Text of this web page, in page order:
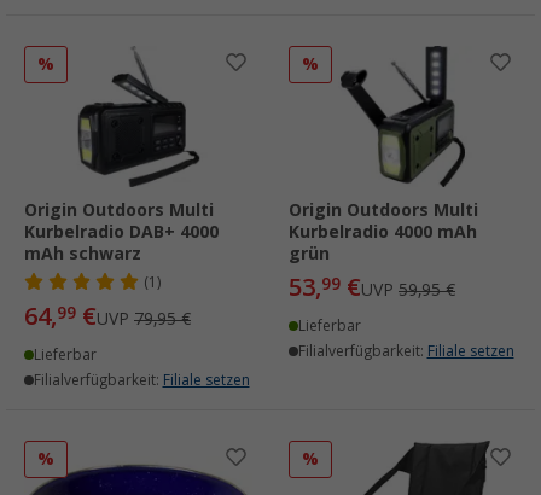
%
Origin Outdoors Multi
Kurbelradio DAB+ 4000
mAh schwarz
(1)
64,99 €UVP 79,95 €
Lieferbar
Filialverfügbarkeit: Filiale setzen
%
Origin Outdoors Multi
Kurbelradio 4000 mAh
grün
53,99 €UVP 59,95 €
Lieferbar
Filialverfügbarkeit: Filiale setzen
% %